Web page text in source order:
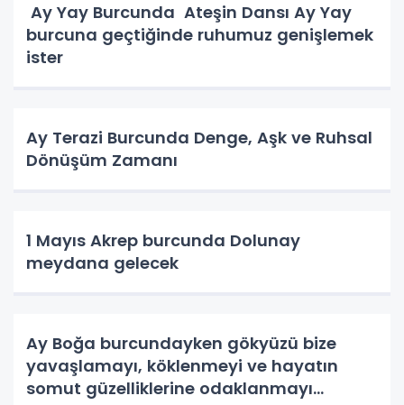
Ay Yay Burcunda Ateşin Dansı Ay Yay
burcuna geçtiğinde ruhumuz genişlemek
ister
Ay Terazi Burcunda Denge, Aşk ve Ruhsal
Dönüşüm Zamanı
1 Mayıs Akrep burcunda Dolunay
meydana gelecek
Ay Boğa burcundayken gökyüzü bize
yavaşlamayı, köklenmeyi ve hayatın
somut güzelliklerine odaklanmayı